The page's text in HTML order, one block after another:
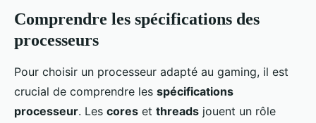
Comprendre les spécifications des
processeurs
Pour choisir un processeur adapté au gaming, il est
crucial de comprendre les spécifications
processeur. Les cores et threads jouent un rôle